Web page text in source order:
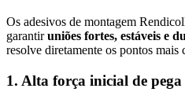
Os adesivos de montagem
garantiruniões fortes, estáveis e
resolve diretamente os pontos mais
1. Alta força inicial de pega